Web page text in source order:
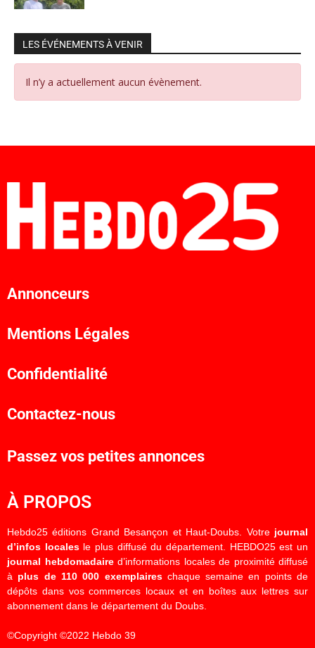
LES ÉVÉNEMENTS À VENIR
Il n’y a actuellement aucun évènement.
Annonceurs
Mentions Légales
Confidentialité
Contactez-nous
Passez vos petites annonces
À PROPOS
Hebdo25 éditions Grand Besançon et Haut-Doubs. Votre journal
d’infos localesle plus diffusé du département. HEBDO25 est un
journal hebdomadaired’informations locales de proximité diffusé
à plus de 110 000 exemplaireschaque semaine en points de
dépôts dans vos commerces locaux et en boîtes aux lettres sur
abonnement dans le département du Doubs.
©Copyright ©2022 Hebdo 39